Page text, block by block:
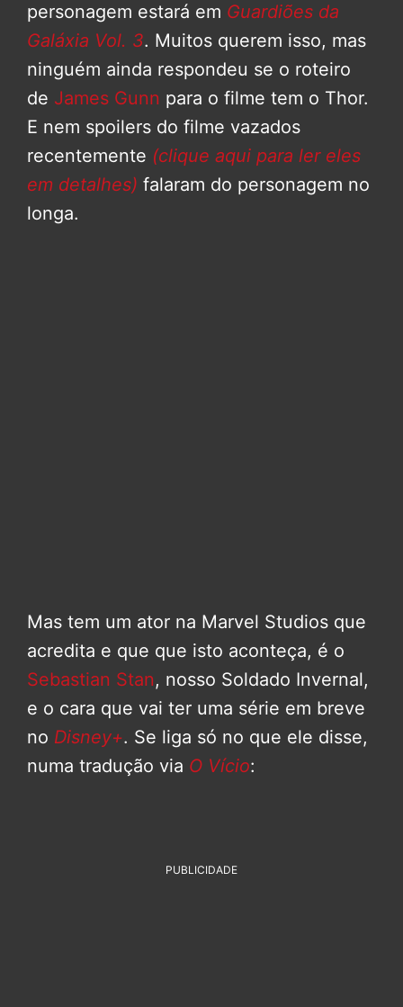
personagem estará em Guardiões da
Galáxia Vol. 3. Muitos querem isso, mas
ninguém ainda respondeu se o roteiro
de James Gunn para o filme tem o Thor.
E nem spoilers do filme vazados
recentemente (clique aqui para ler eles
em detalhes) falaram do personagem no
longa.
Mas tem um ator na Marvel Studios que
acredita e que que isto aconteça, é o
Sebastian Stan, nosso Soldado Invernal,
e o cara que vai ter uma série em breve
no Disney+. Se liga só no que ele disse,
numa tradução via O Vício:
PUBLICIDADE